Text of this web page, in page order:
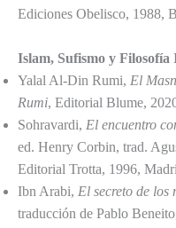
Ediciones Obelisco, 1988,
Islam, Sufismo y Filosofía
Yalal Al-Din Rumi, El
Rumi, Editorial Blume,
Sohravardi, El encuentro
ed. Henry Corbin, trad.
Editorial Trotta, 1996,
Ibn Arabi, El secreto de los
traducción de Pablo